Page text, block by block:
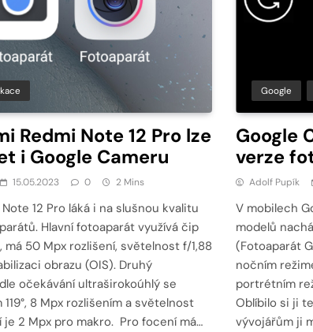
Redmi Note 12 Pro lze
i Google Cameru
15.05.2023 0 2 Mins
12 Pro láká i na slušnou kvalitu
Hlavní fotoaparát využívá čip
má 50 Mpx rozlišení, světelnost f/1,88
obrazu (OIS). Druhý
očekávání ultraširokoúhlý se
8 Mpx rozlišením a světelnost
je 2 Mpx pro makro. Pro focení má…
Google
Google
verze
Adolf Pupík
V mobilech
modelů
(Fotoaparát
nočním
portrétním
Oblíbilo si ji
vývojářům ji